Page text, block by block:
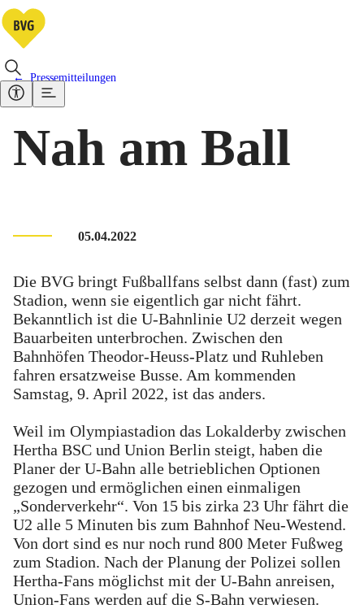
Pressemitteilungen
Nah am Ball
05.04.2022
Die BVG bringt Fußballfans selbst dann (fast) zum
Stadion, wenn sie eigentlich gar nicht fährt.
Bekanntlich ist die U-Bahnlinie U2 derzeit wegen
Bauarbeiten unterbrochen. Zwischen den
Bahnhöfen Theodor-Heuss-Platz und Ruhleben
fahren ersatzweise Busse. Am kommenden
Samstag, 9. April 2022, ist das anders.
Weil im Olympiastadion das Lokalderby zwischen
Hertha BSC und Union Berlin steigt, haben die
Planer der U-Bahn alle betrieblichen Optionen
gezogen und ermöglichen einen einmaligen
„Sonderverkehr“. Von 15 bis zirka 23 Uhr fährt die
U2 alle 5 Minuten bis zum Bahnhof Neu-Westend.
Von dort sind es nur noch rund 800 Meter Fußweg
zum Stadion. Nach der Planung der Polizei sollen
Hertha-Fans möglichst mit der U-Bahn anreisen,
Union-Fans werden auf die S-Bahn verwiesen.